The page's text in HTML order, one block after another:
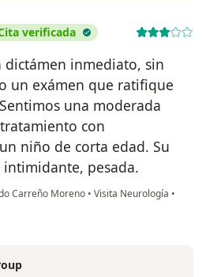
verificada
inmediato, sin
un exámen que ratifique
una moderada
con
niño de corta edad. Su
pesada.
Carreño Moreno • Visita Neurología •